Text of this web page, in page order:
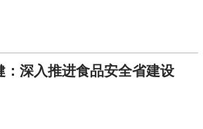
：深入推进食品安全省建设